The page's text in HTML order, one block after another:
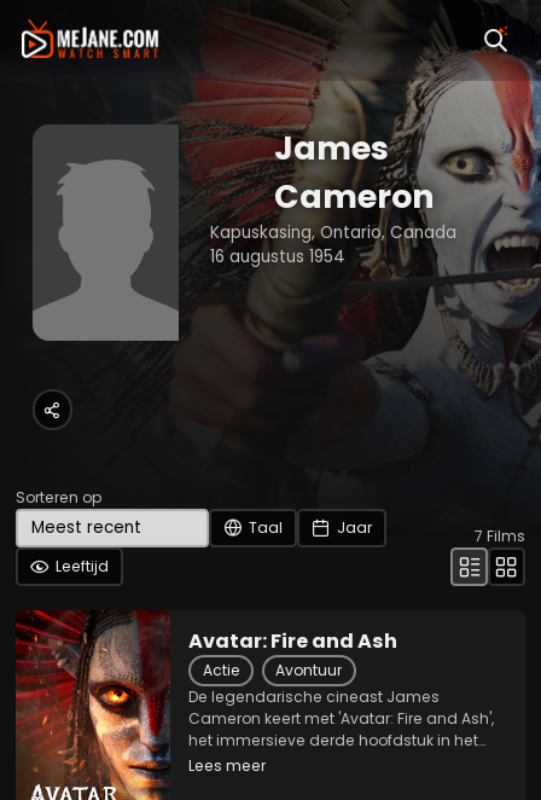
James
Cameron
Kapuskasing, Ontario, Canada
16 augustus 1954
Sorteren op
Taal
Jaar
Leeftijd
7 Films
Avatar: Fire and Ash
Actie
Avontuur
De legendarische cineast James
Cameron keert met 'Avatar: Fire and Ash',
het immersieve derde hoofdstuk in het
avontuur van ex-marinier en Na'vi-leider
Lees meer